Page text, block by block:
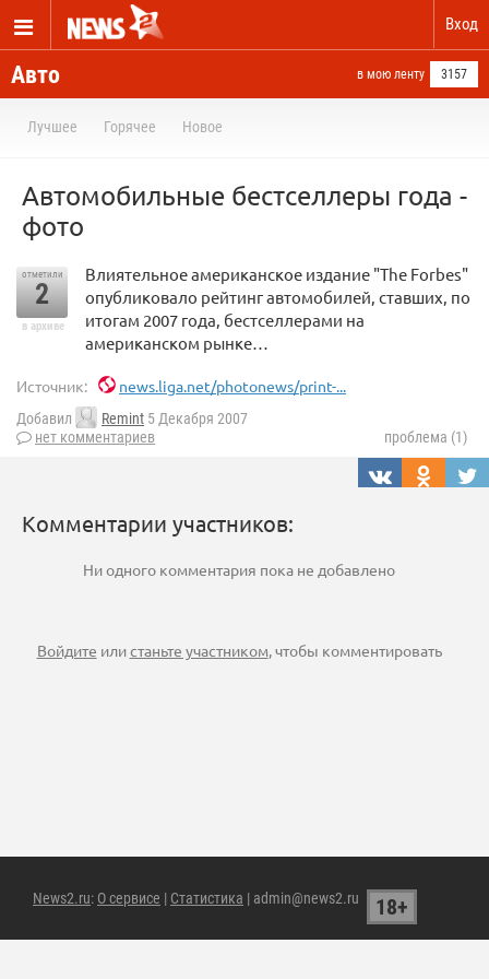
Вход
Авто в мою ленту 3157
Лучшее Горячее Новое
Автомобильные бестселлеры года -
фото
отметили
2
в архиве
Влиятельное американское издание "The Forbes"
опубликовало рейтинг автомобилей, ставших, по
итогам 2007 года, бестселлерами на
американском рынке…
Источник: news.liga.net/photonews/print-...
Добавил Remint 5 Декабря 2007
нет комментариев
проблема (1)
Комментарии участников:
Ни одного комментария пока не добавлено
Войдите илистаньте участником, чтобы комментировать
News2.ru: О сервисе | Статистика | admin@news2.ru 18+